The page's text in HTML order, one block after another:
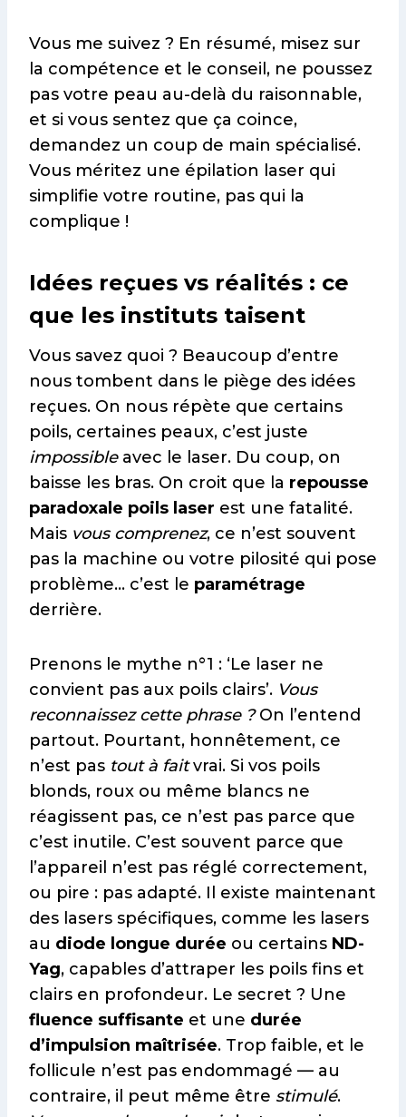
Vous me suivez ? En résumé, misez sur
la compétence et le conseil, ne poussez
pas votre peau au-delà du raisonnable,
et si vous sentez que ça coince,
demandez un coup de main spécialisé.
Vous méritez une épilation laser qui
simplifie votre routine, pas qui la
complique !
Idées reçues vs réalités : ce
que les instituts taisent
Vous savez quoi ? Beaucoup d’entre
nous tombent dans le piège des idées
reçues. On nous répète que certains
poils, certaines peaux, c’est juste
impossibleavec le laser. Du coup, on
baisse les bras. On croit que la repousse
paradoxale poils laser est une fatalité.
Mais vous comprenez, ce n’est souvent
pas la machine ou votre pilosité qui pose
problème… c’est le paramétrage
derrière.
Prenons le mythe n°1 : ‘Le laser ne
convient pas aux poils clairs’. Vous
reconnaissez cette phrase ?On l’entend
partout. Pourtant, honnêtement, ce
n’est pas tout à faitvrai. Si vos poils
blonds, roux ou même blancs ne
réagissent pas, ce n’est pas parce que
c’est inutile. C’est souvent parce que
l’appareil n’est pas réglé correctement,
ou pire : pas adapté. Il existe maintenant
des lasers spécifiques, comme les lasers
au diode longue durée ou certains ND-
Yag, capables d’attraper les poils fins et
clairs en profondeur. Le secret ? Une
fluence suffisante et une durée
d’impulsion maîtrisée. Trop faible, et le
follicule n’est pas endommagé — au
contraire, il peut même être stimulé.